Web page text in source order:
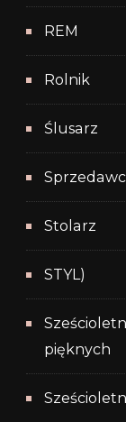
REM
Rolnik
Ślusarz
Stolarz
STYL)
pięknych